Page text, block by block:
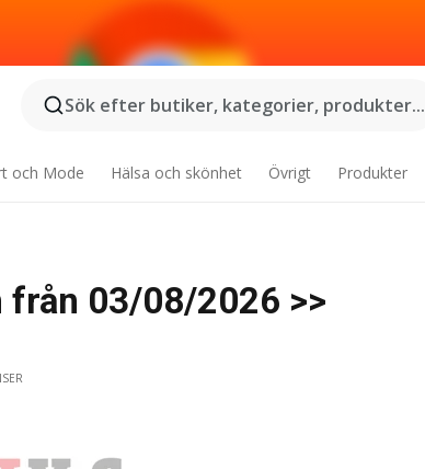
Sök efter butiker, kategorier, produkter...
och Mode Hälsa och skönhet Övrigt Produkter
från 03/08/2026 >>